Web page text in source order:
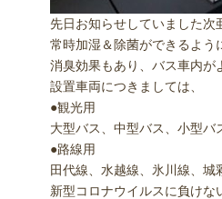
先日お知らせしていました次
常時加湿＆除菌ができるよう
消臭効果もあり、バス車内が
設置車両につきましては、
●観光用
大型バス、中型バス、小型バ
●路線用
田代線、水越線、氷川線、城
新型コロナウイルスに負け